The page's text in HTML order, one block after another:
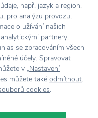
např. jazyk a region,
pro analýzu provozu,
o užívání našich
partnery.
se zpracováním všech
účely. Spravovat
v „Nastavení
můžete také odmítnout.
cookies.